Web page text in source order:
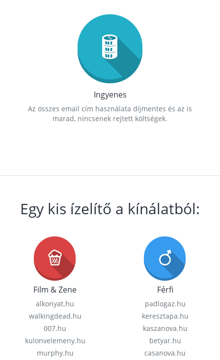
Ingyenes
Az összes email cím használata díjmentes és az is
marad, nincsenek rejtett költségek.
Egy kis ízelítő a kínálatból:
Film & Zene
alkonyat.hu
walkingdead.hu
007.hu
kulonvelemeny.hu
murphy.hu
Férfi
padlogaz.hu
keresztapa.hu
kaszanova.hu
betyar.hu
casanova.hu